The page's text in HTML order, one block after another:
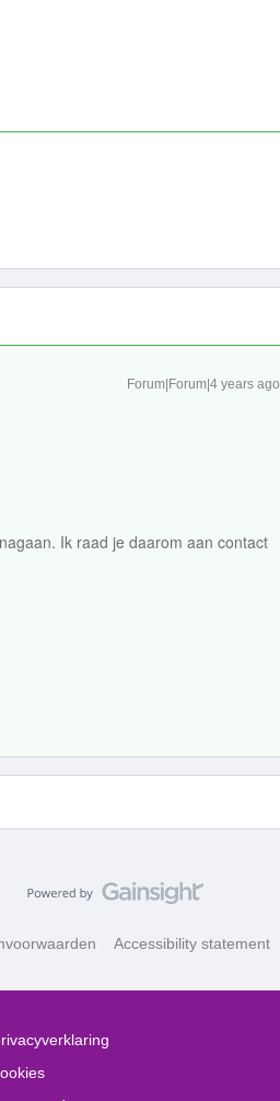
Forum|Forum|4 years ago
Ik raad je daarom aan contact
Accessibility statement